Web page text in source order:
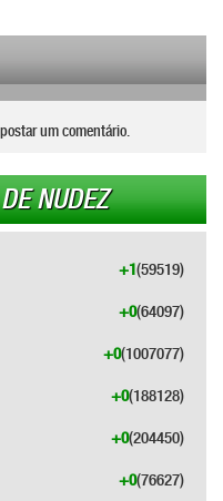
um comentário.
NUDEZ
(59519)
+1
(64097)
+0
(1007077)
+0
(188128)
+0
(204450)
+0
(76627)
+0